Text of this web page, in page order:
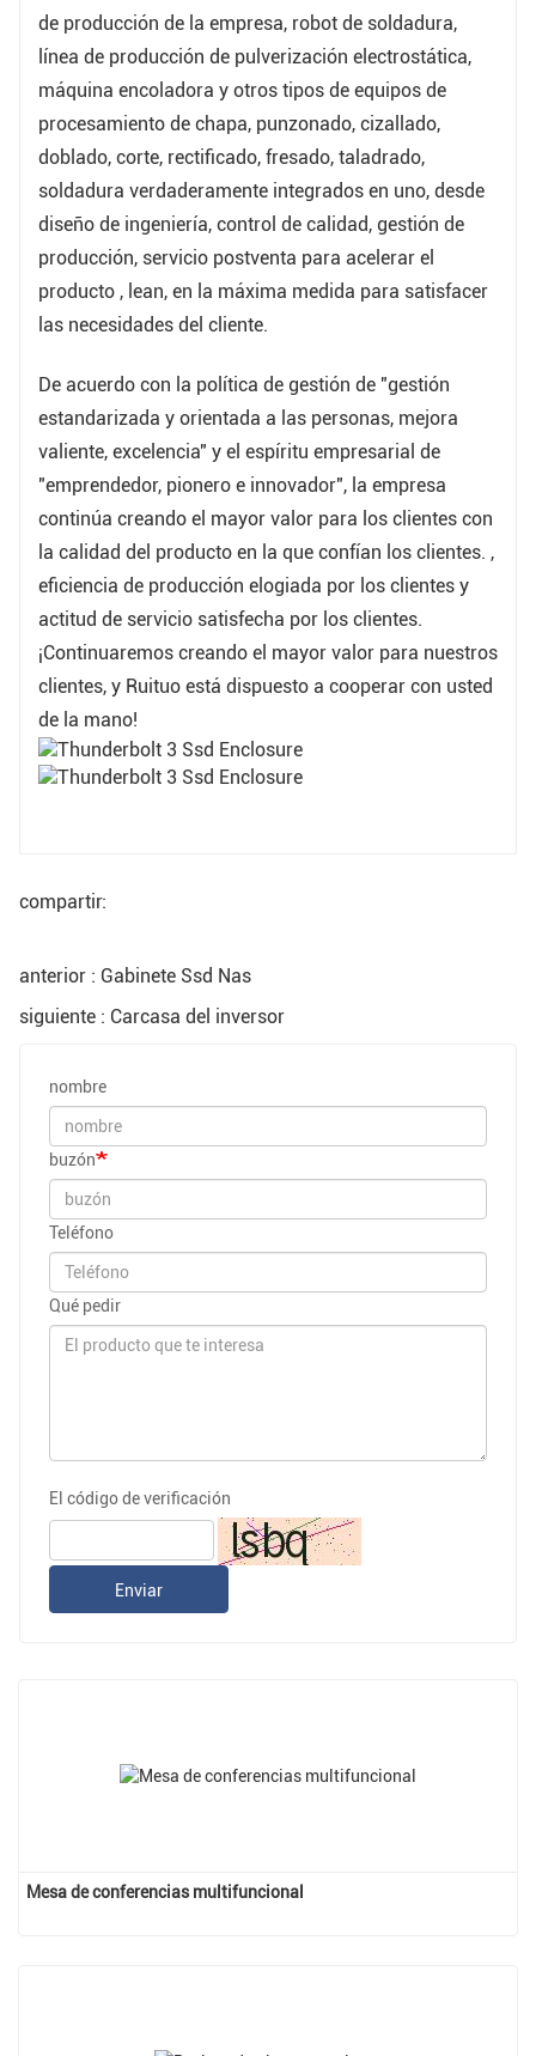
de producción de la empresa, robot de soldadura,
línea de producción de pulverización electrostática,
máquina encoladora y otros tipos de equipos de
procesamiento de chapa, punzonado, cizallado,
doblado, corte, rectificado, fresado, taladrado,
soldadura verdaderamente integrados en uno, desde
diseño de ingeniería, control de calidad, gestión de
producción, servicio postventa para acelerar el
producto , lean, en la máxima medida para satisfacer
las necesidades del cliente.
De acuerdo con la política de gestión de "gestión
estandarizada y orientada a las personas, mejora
valiente, excelencia" y el espíritu empresarial de
"emprendedor, pionero e innovador", la empresa
continúa creando el mayor valor para los clientes con
la calidad del producto en la que confían los clientes. ,
eficiencia de producción elogiada por los clientes y
actitud de servicio satisfecha por los clientes.
¡Continuaremos creando el mayor valor para nuestros
clientes, y Ruituo está dispuesto a cooperar con usted
de la mano!
compartir:
anterior : Gabinete Ssd Nas
siguiente : Carcasa del inversor
nombre
buzón
Teléfono
Qué pedir
El código de verificación
Enviar
Mesa de conferencias multifuncional